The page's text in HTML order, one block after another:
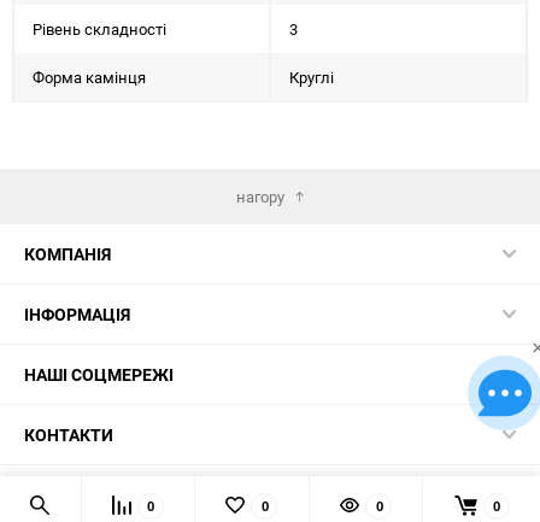
Рівень складності 3
Форма камінця Круглі
нагору
КОМПАНІЯ
ІНФОРМАЦІЯ
НАШІ СОЦМЕРЕЖІ
КОНТАКТИ
© 2026 Картини за номерами – найкращий вибір в Україні!
0 0 0 0